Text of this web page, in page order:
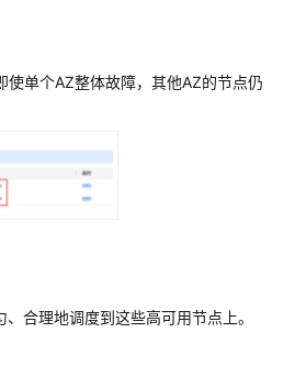
单个AZ整体故障，其他AZ的节点仍
合理地调度到这些高可用节点上。